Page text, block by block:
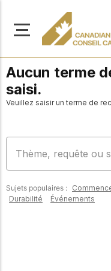
Accédez
À
sur notre
Aucun terme
saisi.
Veuillez saisir un terme de
Sujets populaires :
Durabilité
Événements